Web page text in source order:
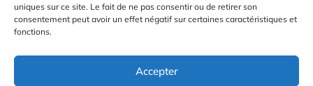
uniques sur ce site. Le fait de ne pas consentir ou de retirer son
consentement peut avoir un effet négatif sur certaines caractéristiques et
fonctions.
Accepter